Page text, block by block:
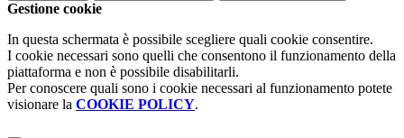
Gestione cookie
In questa schermata è possibile scegliere quali cookie consentire.
I cookie necessari sono quelli che consentono il funzionamento della
piattaforma e non è possibile disabilitarli.
Per conoscere quali sono i cookie necessari al funzionamento potete
visionare la COOKIE POLICY.